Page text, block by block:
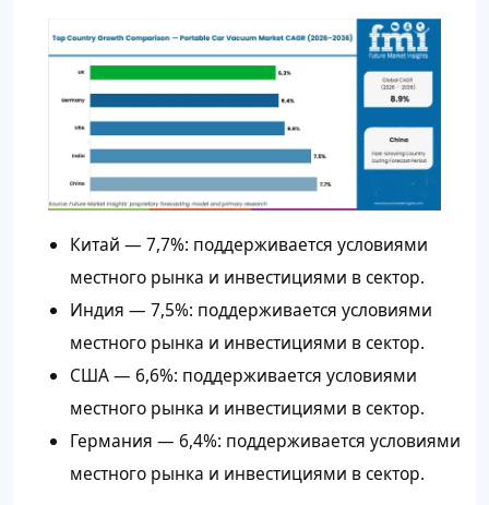
Китай — 7,7%: поддерживается условиями
местного рынка и инвестициями в сектор.
Индия — 7,5%: поддерживается условиями
местного рынка и инвестициями в сектор.
США — 6,6%: поддерживается условиями
местного рынка и инвестициями в сектор.
Германия — 6,4%: поддерживается условиями
местного рынка и инвестициями в сектор.